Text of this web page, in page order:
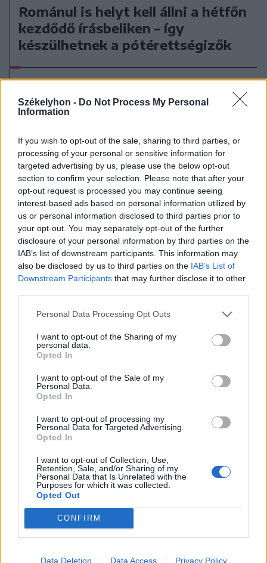
Székelyhon - Do Not Process My Personal
Information
If you wish to opt-out of the sale, sharing to third parties, or
processing of your personal or sensitive information for
targeted advertising by us, please use the below opt-out
section to confirm your selection. Please note that after your
opt-out request is processed you may continue seeing
interest-based ads based on personal information utilized by
us or personal information disclosed to third parties prior to
your opt-out. You may separately opt-out of the further
disclosure of your personal information by third parties on the
IAB’s list of downstream participants. This information may
also be disclosed by us to third parties on the IAB’s List of
Downstream Participants that may further disclose it to other
Personal Data Processing Opt Outs
I want to opt-out of the Sharing of my
personal data.
Opted In
I want to opt-out of the Sale of my
Personal Data.
Opted In
I want to opt-out of processing my
Personal Data for Targeted Advertising.
Opted In
I want to opt-out of Collection, Use,
Retention, Sale, and/or Sharing of my
Personal Data that Is Unrelated with the
Purposes for which it was collected.
Opted Out
CONFIRM
Data Deletion Data Access Privacy Policy
Románul is helyt kell állni a hétfőn
kezdődő írásbeliken – így
készülhetnek a pótérettségizők
2026. augusztus 07., péntek
Nicușor Dan a közel 900 medve
kilövését lehetővé tevő törvényt